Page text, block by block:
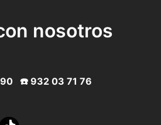
nosotros
☎️ 932 03 71 76